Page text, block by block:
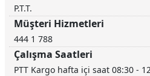
P.T.T.
Müşteri Hizmetleri
444 1 788
Çalışma Saatleri
PTT Kargo hafta içi saat 08:30 -